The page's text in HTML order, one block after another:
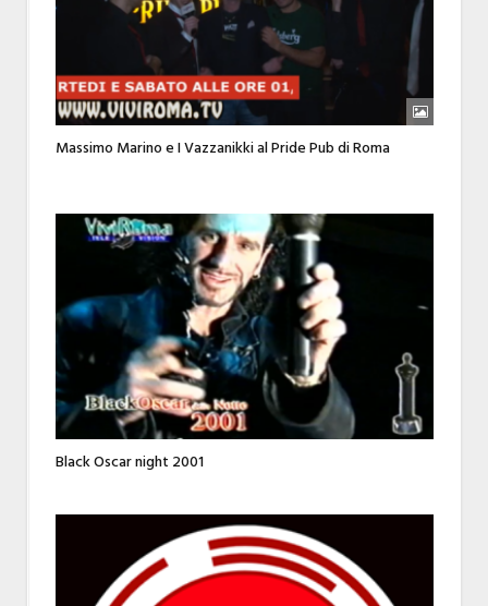
Massimo Marino e I Vazzanikki al Pride Pub di Roma
Black Oscar night 2001